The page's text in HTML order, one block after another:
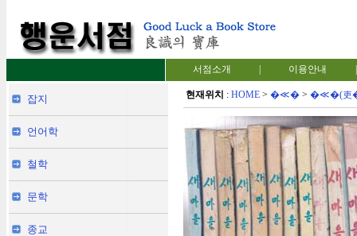
서점소개 이용안내
잡지
언어학
철학
문학
종교
현재위치 : HOME> �≪�> �≪�(吏